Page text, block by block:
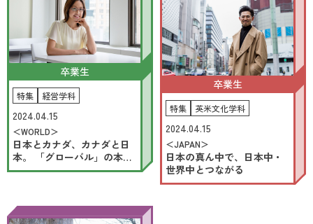
卒業生
特集 経営学科
2024.04.15
＜WORLD＞
日本とカナダ、カナダと日
本。 「グローバル」の本当
の意味について考える。
卒業生
特集 英米文化学科
2024.04.15
＜JAPAN＞
日本の真ん中で、日本中・
世界中とつながる